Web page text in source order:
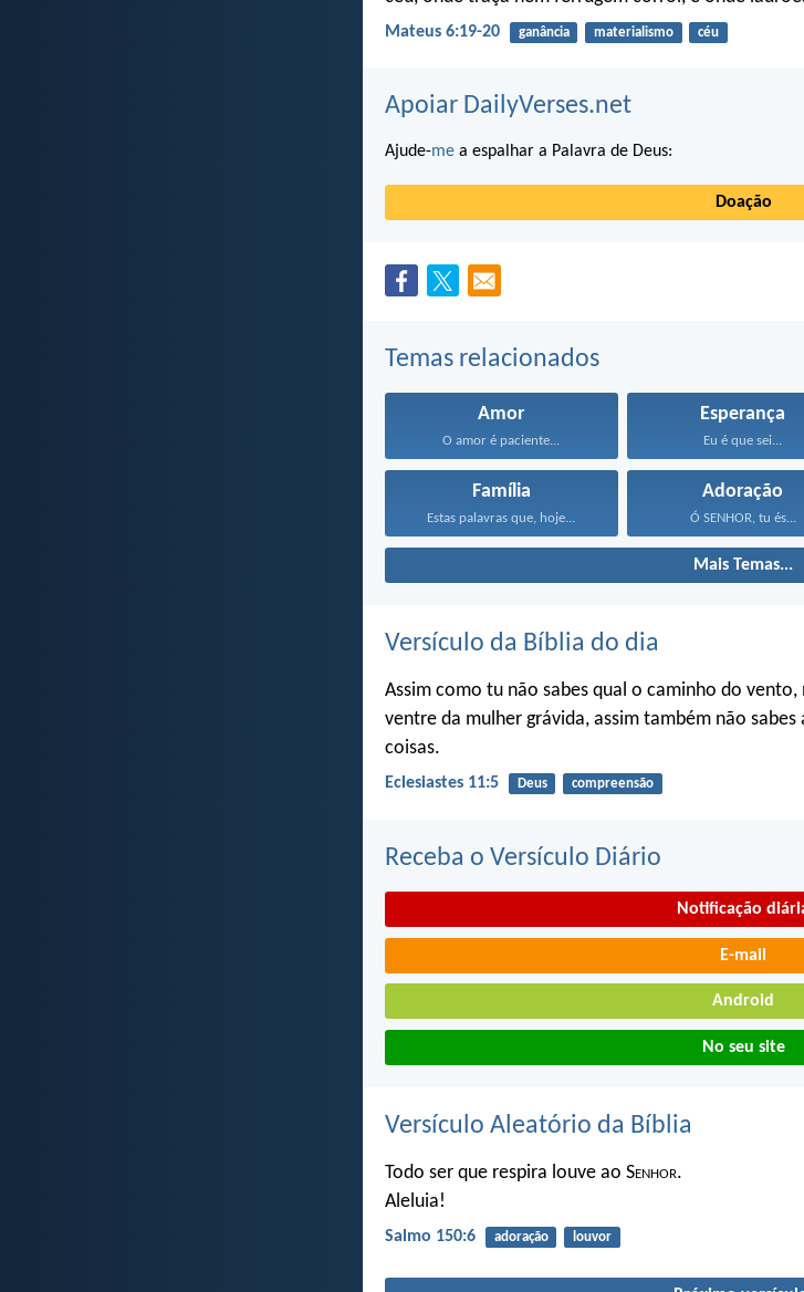
Mateus 6:19-20 ganância materialismo céu
Apoiar DailyVerses.net
Ajude-me a espalhar a Palavra de Deus:
Doação
Temas relacionados
Amor
O amor é paciente...
Esperança
Eu é que sei...
Família
Estas palavras que, hoje...
Adoração
Ó SENHOR, tu és...
Mais Temas...
Versículo da Bíblia do dia
Assim como tu não sabes qual o caminho do
ventre da mulher grávida, assim também não sabes
coisas.
Eclesiastes 11:5 Deus compreensão
Receba o Versículo Diário
Notificação
E-mail
Android
No seu site
Versículo Aleatório da Bíblia
Todo ser que respira louve ao Senhor.
Aleluia!
Salmo 150:6 adoração louvor